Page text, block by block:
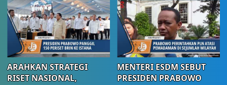
ARAHKAN STRATEGI
RISET NASIONAL,
MENTERI ESDM SEBUT
PRESIDEN PRABOWO